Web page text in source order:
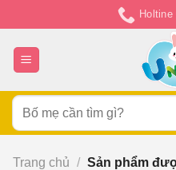
đến
nội
dung
Holtine
Tìm
kiếm:
Trang chủ / Sản phẩm